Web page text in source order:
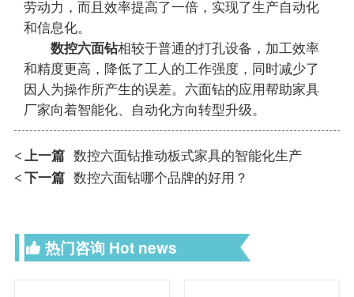
劳动力，而且效率提高了一倍，实现了生产自动化
和信息化。
数控六面钻相较于普通的打孔设备，加工效率
和精度更高，降低了工人的工作强度，同时减少了
因人为操作所产生的误差。六面钻的应用帮助家具
厂家向着智能化、自动化方向转型升级。
< 上一篇 数控六面钻推动板式家具的智能化生产
< 下一篇 数控六面钻哪个品牌的好用？
热门咨询 Hot news